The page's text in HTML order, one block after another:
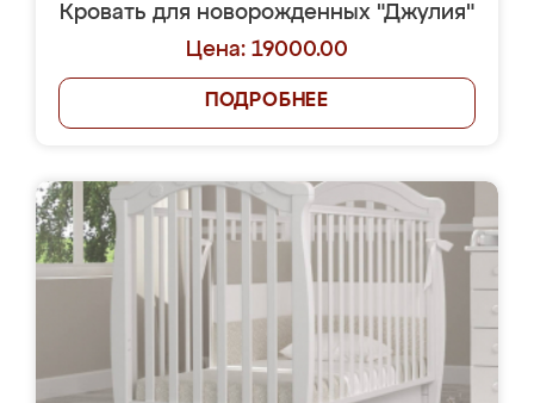
Кровать для новорожденных "Джулия"
Цена: 19000.00
ПОДРОБНЕЕ